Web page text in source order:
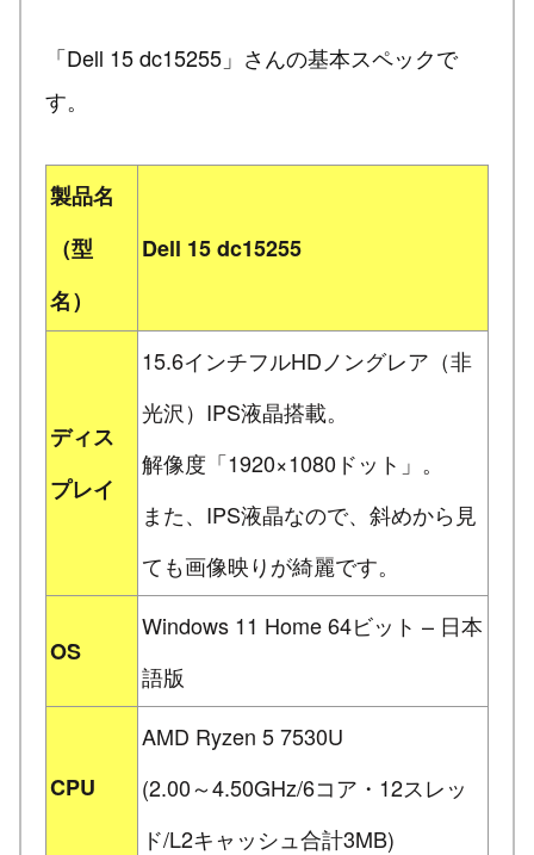
「Dell 15 dc15255」さんの基本スペックで
す。
製品名
（型
名）
Dell 15 dc15255
ディス
プレイ
15.6インチフルHDノングレア（非
光沢）IPS液晶搭載。
解像度「1920×1080ドット」。
また、IPS液晶なので、斜めから見
ても画像映りが綺麗です。
OS
Windows 11 Home 64ビット – 日本
語版
CPU
AMD Ryzen 5 7530U
(2.00～4.50GHz/6コア・12スレッ
ド/L2キャッシュ合計3MB)